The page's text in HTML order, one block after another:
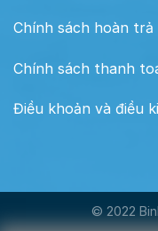
Chính sách hoàn trả
Chính sách thanh
Điều khoản và điều
© 2022